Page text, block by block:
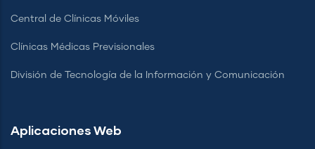
Central de Clínicas Móviles
Clínicas Médicas Previsionales
División de Tecnología de la Información y Comunicación
Aplicaciones Web